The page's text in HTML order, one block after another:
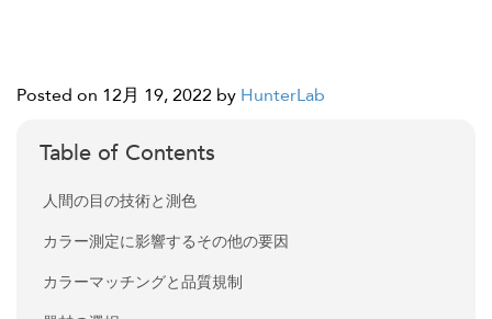
Posted on 12月 19, 2022 by HunterLab
Table of Contents
人間の目の技術と測色
カラー測定に影響するその他の要因
カラーマッチングと品質規制